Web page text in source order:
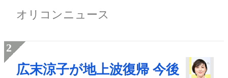
オリコンニュース
広末涼子が地上波復帰 今後